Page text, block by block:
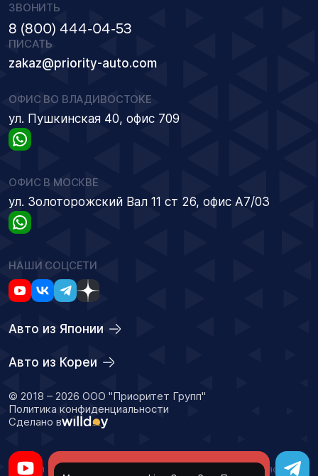
ЗВОНИТЬ
8 (800) 444-04-53
ПИСАТЬ
zakaz@priority-auto.com
ОФИС ВО ВЛАДИВОСТОКЕ
ул. Пушкинская 40, офис 709
ОФИС В МОСКВЕ
ул. Золоторожский Вал 11 ст 26, офис А7/03
НАШИ СОЦСЕТИ
Авто из Японии
Авто из Кореи
© 2018 – 2026 ООО "Приоритет Групп"
Политика конфиденциальности
Сделано в
Данный сайт носит информационный характер и не является